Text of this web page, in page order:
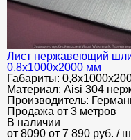
Лист нержавеющий
0,8х1000х2000 мм
Габариты:
Материал: Aisi 304
Производитель:
Продажа от 3 метров
В наличии
от 8090 от 7 890 руб. /